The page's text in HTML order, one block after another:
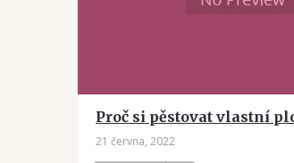
Proč si pěstovat vlastní
21 června, 2022